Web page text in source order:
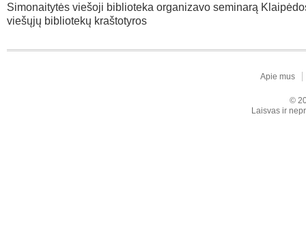
Simonaitytės viešoji biblioteka organizavo seminarą
viešųjų bibliotekų kraštotyros
Apie mus
©
Laisvas ir